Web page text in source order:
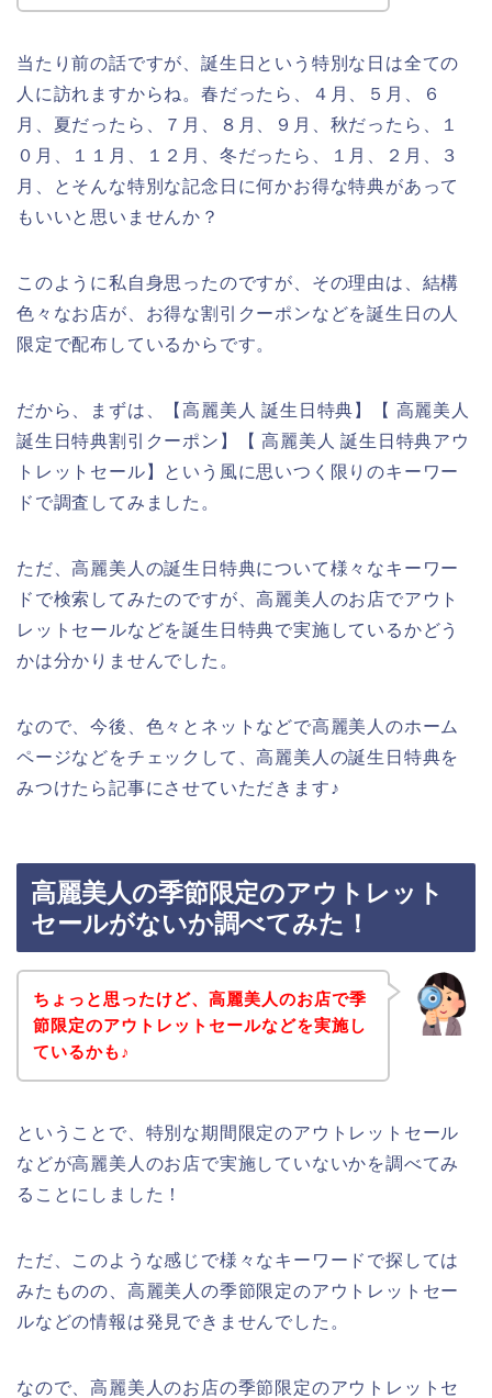
当たり前の話ですが、誕生日という特別な日は全ての
人に訪れますからね。春だったら、４月、５月、６
月、夏だったら、７月、８月、９月、秋だったら、１
０月、１１月、１２月、冬だったら、１月、２月、３
月、とそんな特別な記念日に何かお得な特典があって
もいいと思いませんか？
このように私自身思ったのですが、その理由は、結構
色々なお店が、お得な割引クーポンなどを誕生日の人
限定で配布しているからです。
だから、まずは、【高麗美人 誕生日特典】【 高麗美人
誕生日特典割引クーポン】【 高麗美人 誕生日特典アウ
トレットセール】という風に思いつく限りのキーワー
ドで調査してみました。
ただ、高麗美人の誕生日特典について様々なキーワー
ドで検索してみたのですが、高麗美人のお店でアウト
レットセールなどを誕生日特典で実施しているかどう
かは分かりませんでした。
なので、今後、色々とネットなどで高麗美人のホーム
ページなどをチェックして、高麗美人の誕生日特典を
みつけたら記事にさせていただきます♪
高麗美人の季節限定のアウトレット
セールがないか調べてみた！
ちょっと思ったけど、高麗美人のお店で季
節限定のアウトレットセールなどを実施し
ているかも♪
ということで、特別な期間限定のアウトレットセール
などが高麗美人のお店で実施していないかを調べてみ
ることにしました！
ただ、このような感じで様々なキーワードで探しては
みたものの、高麗美人の季節限定のアウトレットセー
ルなどの情報は発見できませんでした。
なので、高麗美人のお店の季節限定のアウトレットセ